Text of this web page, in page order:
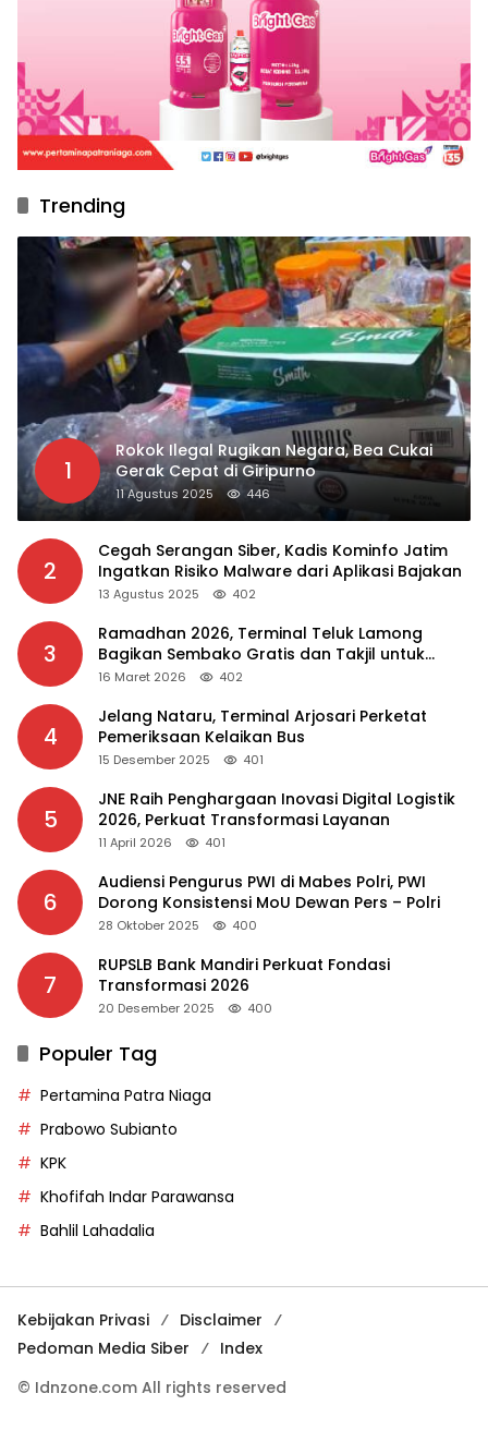
Trending
1
Rokok Ilegal Rugikan Negara, Bea Cukai
Gerak Cepat di Giripurno
11 Agustus 2025 446
2
Cegah Serangan Siber, Kadis Kominfo Jatim
Ingatkan Risiko Malware dari Aplikasi Bajakan
13 Agustus 2025 402
3
Ramadhan 2026, Terminal Teluk Lamong
Bagikan Sembako Gratis dan Takjil untuk
Masyarakat
16 Maret 2026 402
4
Jelang Nataru, Terminal Arjosari Perketat
Pemeriksaan Kelaikan Bus
15 Desember 2025 401
5
JNE Raih Penghargaan Inovasi Digital Logistik
2026, Perkuat Transformasi Layanan
11 April 2026 401
6
Audiensi Pengurus PWI di Mabes Polri, PWI
Dorong Konsistensi MoU Dewan Pers – Polri
28 Oktober 2025 400
7
RUPSLB Bank Mandiri Perkuat Fondasi
Transformasi 2026
20 Desember 2025 400
Populer Tag
Pertamina Patra Niaga
Prabowo Subianto
KPK
Khofifah Indar Parawansa
Bahlil Lahadalia
Kebijakan Privasi
Disclaimer
Pedoman Media Siber
Index
© Idnzone.com All rights reserved